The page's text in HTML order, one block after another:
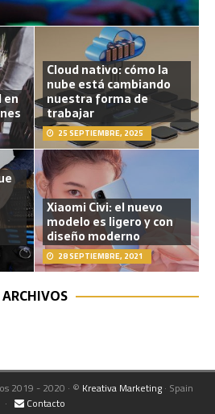
en
Cloud nativo: cómo la
nube está cambiando
nuestra forma de
trabajar
25 SEPTIEMBRE, 2025
Xiaomi Civi: el nuevo
modelo es ligero y con
diseño moderno
28 SEPTIEMBRE, 2021
ARCHIVOS
2019 - 2020 · © Kreativa Marketing· Spain
·
Contacto